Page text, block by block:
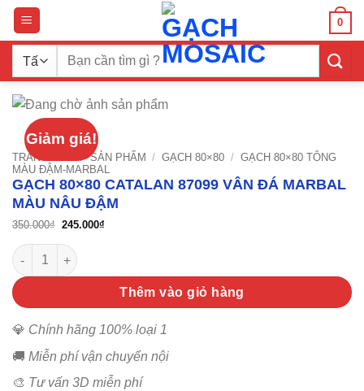
Bỏ
qua
nội
dung
0
Tìm
Giảm giá!
TRANG CHỦ / SẢN PHẨM / GẠCH 80×80 / GẠCH 80×80 TÔNG
MÀU ĐẬM-MARBAL
GẠCH 80×80 CATALAN 87099 VÂN ĐÁ MARBAL
MÀU NÂU ĐẬM
350.000₫ Giá
là:
350.000₫.
245.000₫Giá
Gạch 80x80 Catalan 87099 vân đá marbal màu nâu đậm số
Thêm vào giỏ hàng
💎 Chính hãng 100% loại 1
🚚 Miễn phí vận chuyển nội
🎨 Tư vấn 3D miễn phí